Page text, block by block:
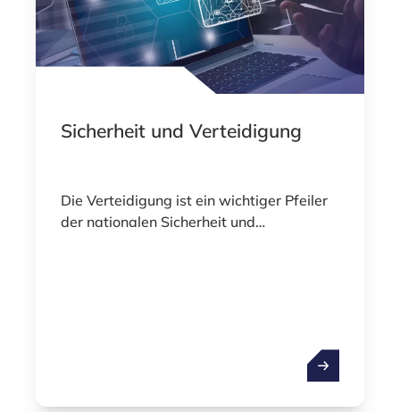
Sicherheit und Verteidigung
Die Verteidigung ist ein wichtiger Pfeiler
der nationalen Sicherheit und
sich wandelnden globalen geopolitischen
Sicherheit